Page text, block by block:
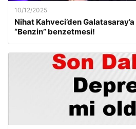
10/12/2025
Nihat Kahveci’den
“Benzin” benzetmesi!